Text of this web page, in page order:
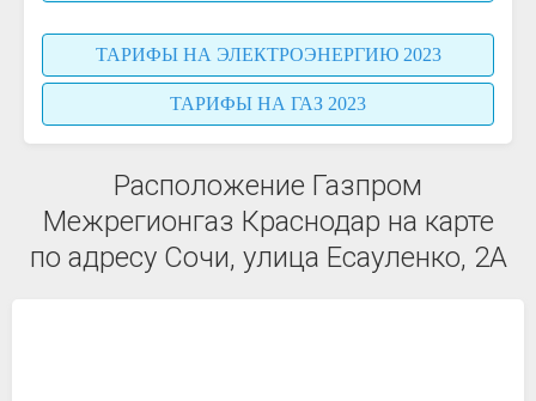
ТАРИФЫ НА ЭЛЕКТРОЭНЕРГИЮ 2023
ТАРИФЫ НА ГАЗ 2023
Расположение Газпром
Межрегионгаз Краснодар на карте
по адресу Сочи, улица Есауленко, 2А